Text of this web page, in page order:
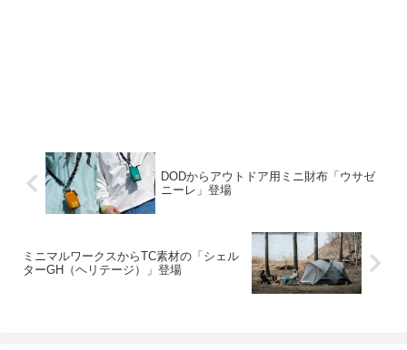
DODからアウトドア用ミニ財布「ウサゼ
ニーレ」登場
ミニマルワークスからTC素材の「シェル
ターGH（ヘリテージ）」登場